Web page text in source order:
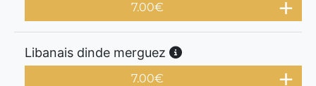
7.00€
Libanais dinde merguez
7.00€